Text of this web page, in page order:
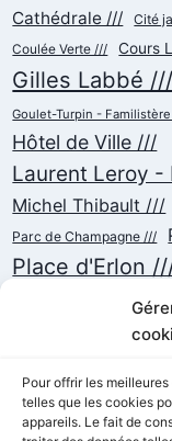
Pour offrir les
telles que les cookies
appareils. Le fait de
Cathédrale /// Cité
Coulée Verte /// Cours
Gilles Labbé ///
Goulet-Turpin -
Hôtel de Ville ///
Laurent Leroy
Michel Thibault ///
Parc de Champagne ///
Place d'Erlon
Place de la République ///
Place du Forum/
Rue Buirette /// Rue
Rue Cérès /// Rue de